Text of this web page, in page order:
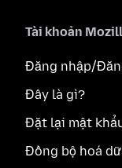
Tài khoản
Đăng nhập/
Đây là gì?
Đặt lại mật
Đồng bộ hoá